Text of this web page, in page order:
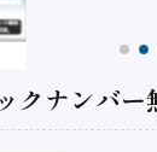
クナンバー